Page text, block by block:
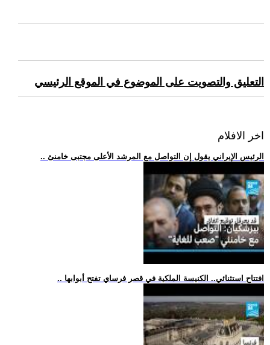
التعليق والتصويت على الموضوع في الموقع الرئيسي
اخر الافلام
.. الرئيس الإيراني يقول إن التواصل مع المرشد الأعلى مجتبى خامنئ
.. افتتاح استثنائي.. الكنيسة الملكية في قصر فرساي تفتح أبوابها